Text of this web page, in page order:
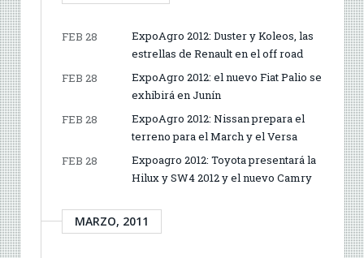
FEB 28
ExpoAgro 2012: Duster y Koleos, las
estrellas de Renault en el off road
FEB 28
ExpoAgro 2012: el nuevo Fiat Palio se
exhibirá en Junín
FEB 28
ExpoAgro 2012: Nissan prepara el
terreno para el March y el Versa
FEB 28
Expoagro 2012: Toyota presentará la
Hilux y SW4 2012 y el nuevo Camry
MARZO, 2011